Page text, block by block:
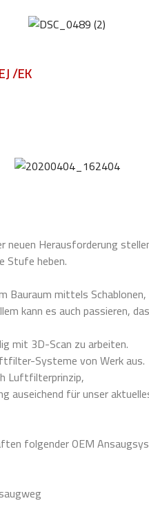
/EK
Herausforderung
Stufe heben.
mittels
kann es auch passieren,
mit 3D-Scan zu arbeiten.
Systeme von Werk aus.
Luftfilterprinzip,
auseichend für unser
folgender OEM